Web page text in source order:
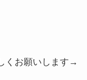
くお願いします→